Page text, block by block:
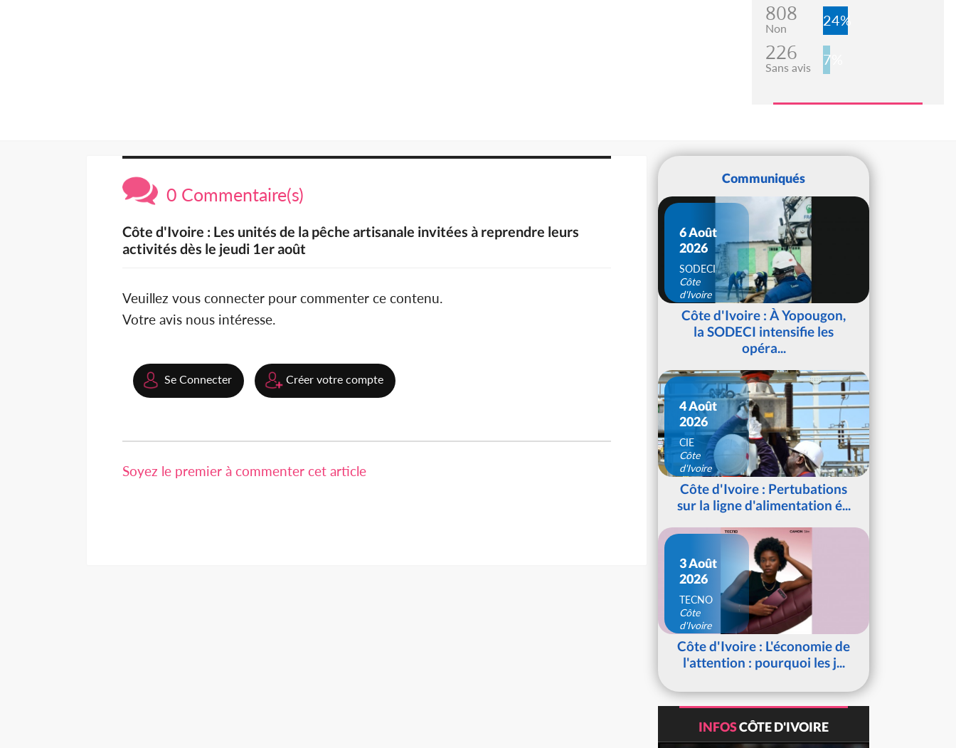
808
Non 24%
226
Sans avis 7%
0 Commentaire(s)
Côte d'Ivoire : Les unités de la pêche artisanale invitées à reprendre leurs
activités dès le jeudi 1er août
Veuillez vous connecter pour commenter ce contenu.
Votre avis nous intéresse.
Se Connecter Créer votre compte
Soyez le premier à commenter cet article
Communiqués
6 Août
2026
SODECI
Côte
d'Ivoire
Côte d'Ivoire : À Yopougon,
la SODECI intensifie les
opéra...
4 Août
2026
CIE
Côte
d'Ivoire
Côte d'Ivoire : Pertubations
sur la ligne d'alimentation é...
3 Août
2026
TECNO
Côte
d'Ivoire
Côte d'Ivoire : L'économie de
l'attention : pourquoi les j...
INFOSCÔTE D'IVOIRE